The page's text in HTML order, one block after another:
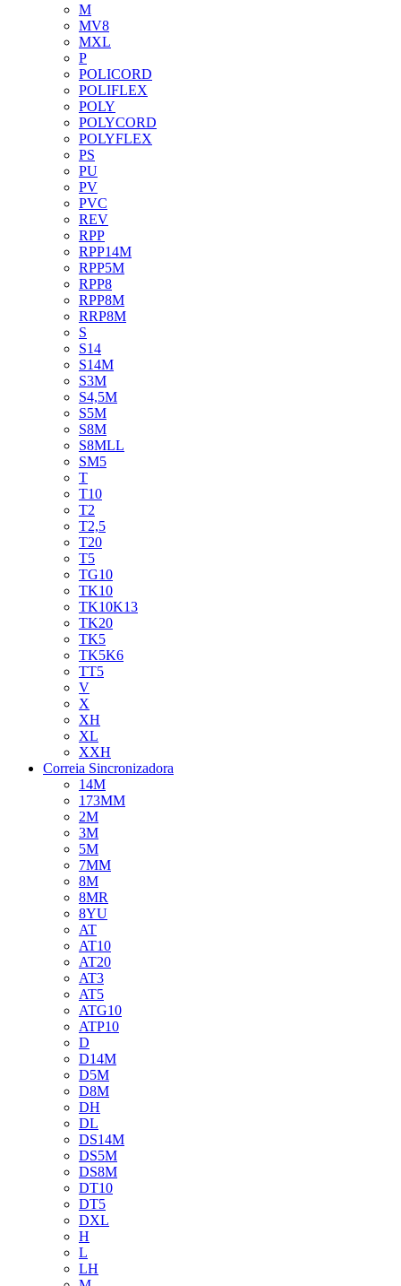
M
MV8
MXL
P
POLICORD
POLIFLEX
POLY
POLYCORD
POLYFLEX
PS
PU
PV
PVC
REV
RPP
RPP14M
RPP5M
RPP8
RPP8M
RRP8M
S
S14
S14M
S3M
S4,5M
S5M
S8M
S8MLL
SM5
T
T10
T2
T2,5
T20
T5
TG10
TK10
TK10K13
TK20
TK5
TK5K6
TT5
V
X
XH
XL
XXH
Correia Sincronizadora
14M
173MM
2M
3M
5M
7MM
8M
8MR
8YU
AT
AT10
AT20
AT3
AT5
ATG10
ATP10
D
D14M
D5M
D8M
DH
DL
DS14M
DS5M
DS8M
DT10
DT5
DXL
H
L
LH